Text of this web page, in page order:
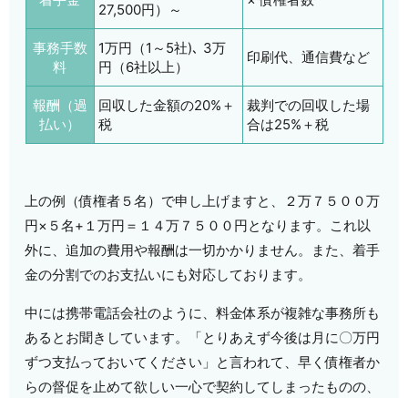
27,500円）～
事務手数
料
1万円（1～5社)､ 3万
円（6社以上）
印刷代、通信費など
報酬（過
払い）
回収した金額の20%＋
税
裁判での回収した場
合は25%＋税
上の例（債権者５名）で申し上げますと、２万７５００万
円×５名+１万円＝１４万７５００円となります。これ以
外に、追加の費用や報酬は一切かかりません。また、着手
金の分割でのお支払いにも対応しております。
中には携帯電話会社のように、料金体系が複雑な事務所も
あるとお聞きしています。「とりあえず今後は月に〇万円
ずつ支払っておいてください」と言われて、早く債権者か
らの督促を止めて欲しい一心で契約してしまったものの、